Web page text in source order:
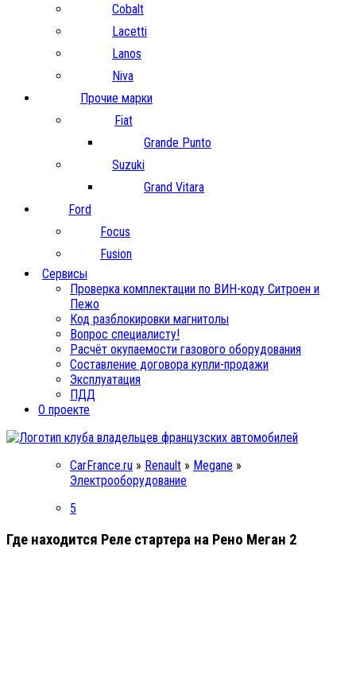
Cobalt
Lacetti
Lanos
Niva
Прочие марки
Fiat
Grande Punto
Suzuki
Grand Vitara
Ford
Focus
Fusion
Сервисы
Проверка комплектации по ВИН-коду Ситроен и
Пежо
Код разблокировки магнитолы
Вопрос специалисту!
Расчёт окупаемости газового оборудования
Составление договора купли-продажи
Эксплуатация
ПДД
О проекте
CarFrance.ru » Renault » Megane »
Электрооборудование
5
Где находится Реле стартера на Рено Меган 2